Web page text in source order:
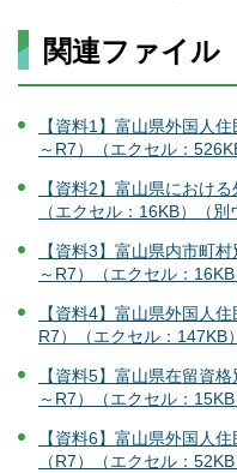
関連ファイル
【資料1】富山県外国人
～R7）（エクセル：
【資料2】富山県におけ
（エクセル：16KB）（別
【資料3】富山県内市町
～R7）（エクセル：
【資料4】富山県外国人
R7）（エクセル：147KB
【資料5】富山県在留資
～R7）（エクセル：
【資料6】富山県外国人
（R7）（エクセル：